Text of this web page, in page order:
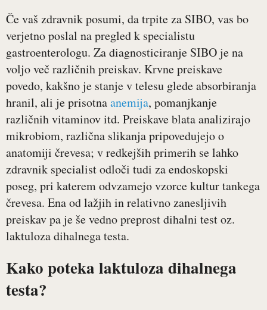
Če vaš zdravnik posumi, da trpite za SIBO, vas bo
verjetno poslal na pregled k specialistu
gastroenterologu. Za diagnosticiranje SIBO je na
voljo več različnih preiskav. Krvne preiskave
povedo, kakšno je stanje v telesu glede absorbiranja
hranil, ali je prisotnaanemija, pomanjkanje
različnih vitaminov itd. Preiskave blata analizirajo
mikrobiom, različna slikanja pripovedujejo o
anatomiji črevesa; v redkejših primerih se lahko
zdravnik specialist odloči tudi za endoskopski
poseg, pri katerem odvzamejo vzorce kultur tankega
črevesa. Ena od lažjih in relativno zanesljivih
preiskav pa je še vedno preprost dihalni test oz.
laktuloza dihalnega testa.
Kako poteka laktuloza dihalnega
testa?